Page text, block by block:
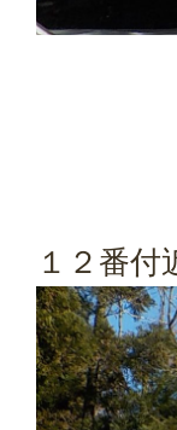
１２番付